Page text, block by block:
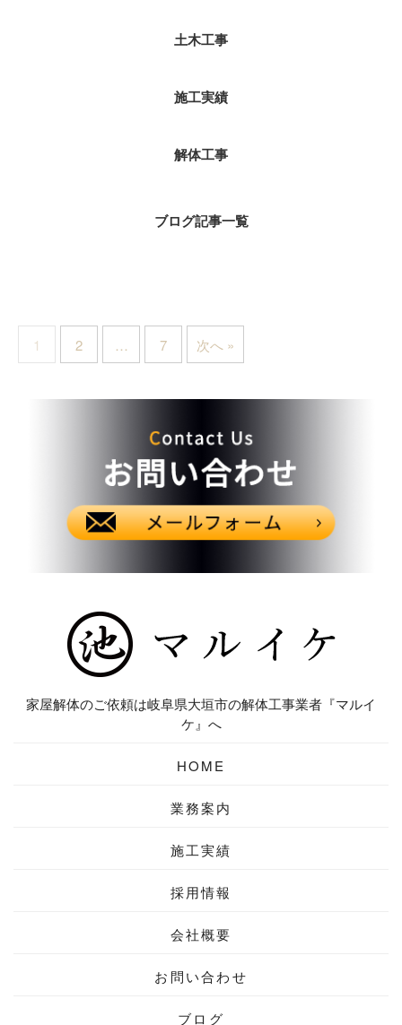
土木工事
施工実績
解体工事
ブログ記事一覧
1 2 … 7 次へ »
家屋解体のご依頼は岐阜県大垣市の解体工事業者『マルイ
ケ』へ
HOME
業務案内
施工実績
採用情報
会社概要
お問い合わせ
ブログ